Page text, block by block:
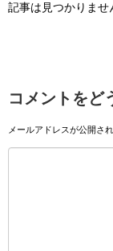
記事は見つかりませ
コメントをど
メールアドレスが公開さ